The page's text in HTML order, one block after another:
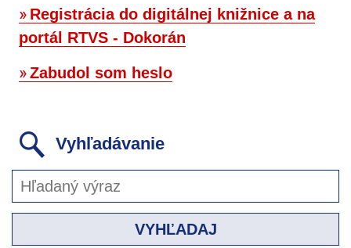
Registrácia do digitálnej knižnice a na
portál RTVS - Dokorán
Zabudol som heslo
Vyhľadávanie
VYHĽADAJ